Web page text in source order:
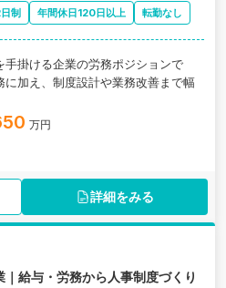
制 年間休日120日以上 転勤なし
掛ける企業の労務ポジションで
加え、制度設計や業務改善まで幅
万円
詳細をみる
給与・労務から人事制度づくり